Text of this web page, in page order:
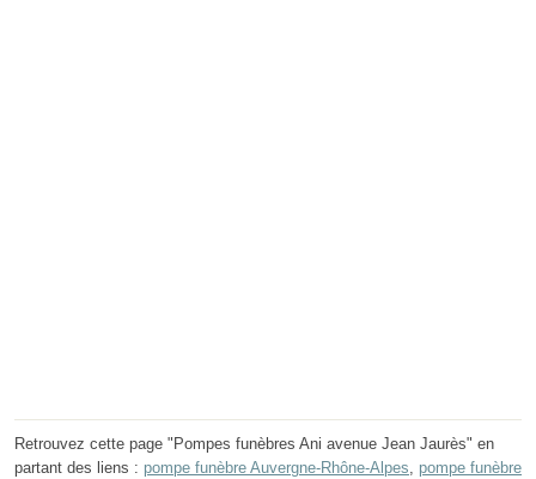
Retrouvez cette page "Pompes funèbres Ani avenue Jean Jaurès" en
partant des liens : pompe funèbre Auvergne-Rhône-Alpes pompe funèbre